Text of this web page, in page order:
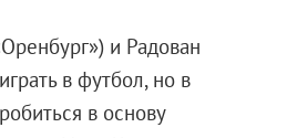
и Радован
в футбол, но в
в основу